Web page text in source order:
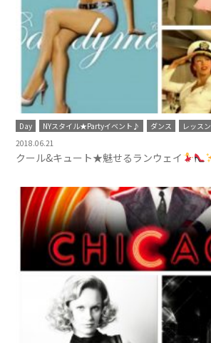
Day NYスタイル★Partyイベント♪ ダンス
レッスン
2018.06.21
クール&キュート★魅せるランウェイ